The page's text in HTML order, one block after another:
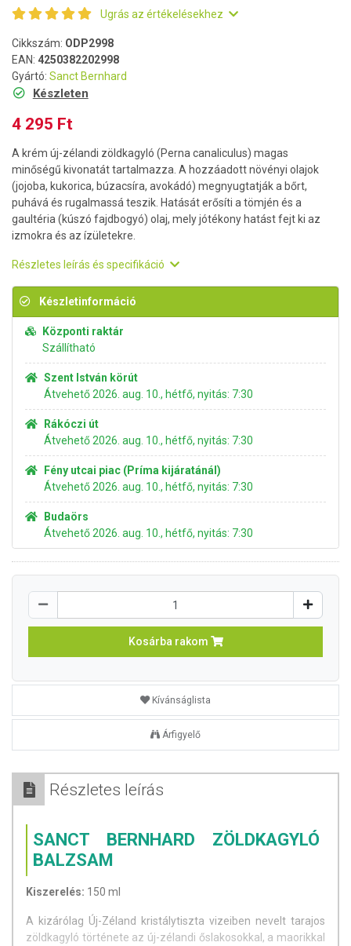
Ugrás az értékelésekhez
Cikkszám: ODP2998
EAN: 4250382202998
Gyártó: Sanct Bernhard
Készleten
4 295 Ft
A krém új-zélandi zöldkagyló (Perna canaliculus) magas
minőségű kivonatát tartalmazza. A hozzáadott növényi olajok
(jojoba, kukorica, búzacsíra, avokádó) megnyugtatják a bőrt,
puhává és rugalmassá teszik. Hatását erősíti a tömjén és a
gaultéria (kúszó fajdbogyó) olaj, mely jótékony hatást fejt ki az
izmokra és az ízületekre.
Részletes leírás és specifikáció
Készletinformáció
Központi raktár
Szállítható
Szent István körút
Átvehető 2026. aug. 10., hétfő, nyitás: 7:30
Rákóczi út
Átvehető 2026. aug. 10., hétfő, nyitás: 7:30
Fény utcai piac (Príma kijáratánál)
Átvehető 2026. aug. 10., hétfő, nyitás: 7:30
Budaörs
Átvehető 2026. aug. 10., hétfő, nyitás: 7:30
Kosárba rakom
Kívánságlista
Árfigyelő
Részletes leírás
SANCT BERNHARD ZÖLDKAGYLÓ
BALZSAM
Kiszerelés: 150 ml
A kizárólag Új-Zéland kristálytiszta vizeiben nevelt tarajos
zöldkagyló története az új-zélandi őslakosokkal, a maorikkal